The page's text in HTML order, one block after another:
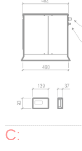
---------------------------------------
C: